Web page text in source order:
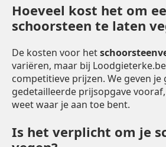
Hoeveel kost het om
schoorsteen te laten
De kosten voor het
variëren, maar bij
competitieve prijzen. We geven je
gedetailleerde prijsopgave
weet waar je aan toe bent.
Is het verplicht om je